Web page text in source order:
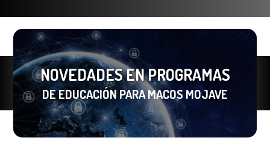
NOVEDADES EN PROGRAMAS
DE EDUCACIÓN PARA MACOS MOJAVE